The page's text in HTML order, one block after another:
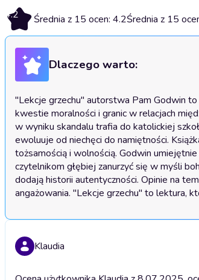
4.2 Średnia z 15 ocen: 4.2Średnia z 15
Dlaczego warto:
"Lekcje grzechu" autorstwa Pam Godwin to
kwestie moralności i granic w relacjach
w wyniku skandalu trafia do katolickiej
ewoluuje od niechęci do namiętności.
tożsamością i wolnością. Godwin
czytelnikom głębiej zanurzyć się w myśli
dodają historii autentyczności. Opinie na
angażowania. "Lekcje grzechu" to lektura,
Klaudia